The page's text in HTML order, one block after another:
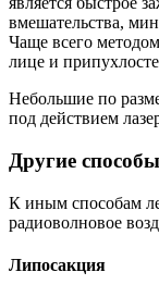
вмешательства,
Чаще всего
лице и
Небольшие по
под действием
Другие способы
К иным способам
радиоволновое
Липосакция